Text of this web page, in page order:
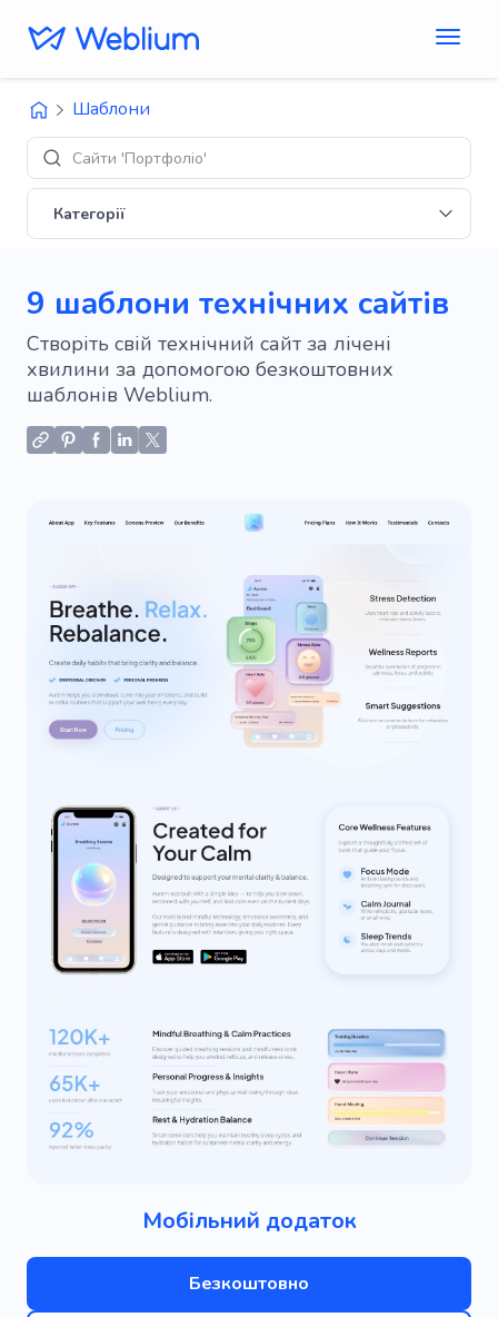
Шаблони
Дизайни
Категорії
9 шаблони технічних сайтів
Створіть свій технічний сайт за лічені
хвилини за допомогою безкоштовних
шаблонів Weblium.
Мобільний додаток
Безкоштовно